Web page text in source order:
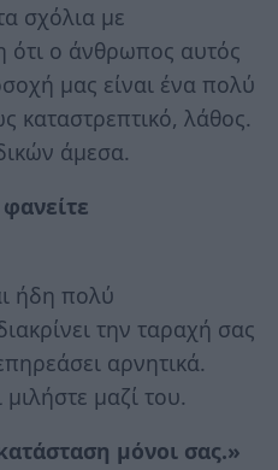
σχόλια με
ο άνθρωπος αυτός
μας είναι ένα πολύ
καταστρεπτικό, λάθος.
άμεσα.
ήδη πολύ
την ταραχή σας
αρνητικά.
μαζί του.
μόνοι σας.»